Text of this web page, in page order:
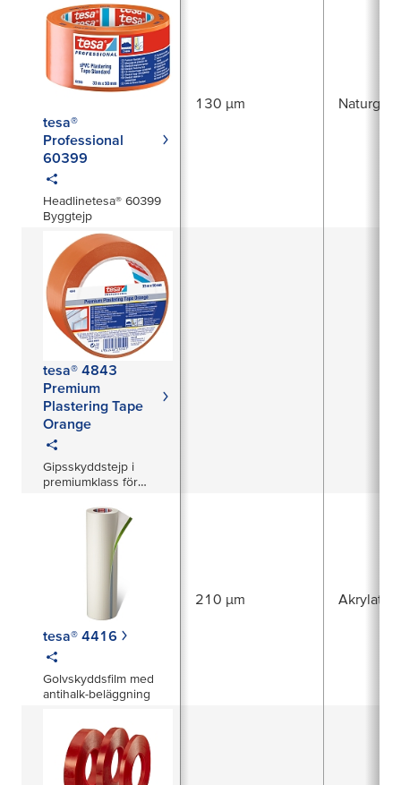
tesa®
Professional
60399
Headlinetesa® 60399
Byggtejp
130 µm
tesa® 4843
Premium
Plastering Tape
Orange
Gipsskyddstejp i
premiumklass för
profiler och ytskikt
tesa® 4416
Golvskyddsfilm med
antihalk-beläggning
210 µm Akrylat